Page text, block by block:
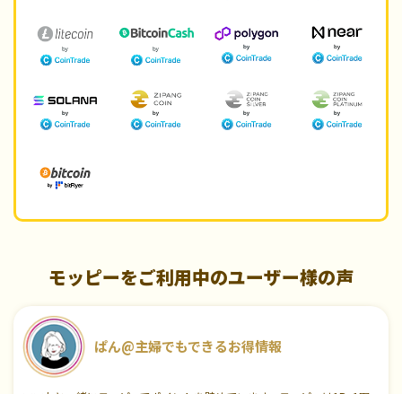
モッピーをご利用中のユーザー様の声
ぱん@主婦でもできるお得情報